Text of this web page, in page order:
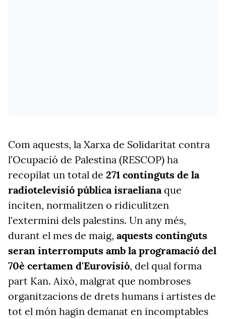
Com aquests, la Xarxa de Solidaritat contra
l'Ocupació de Palestina (RESCOP) ha
recopilat un total de 271 continguts de la
radiotelevisió pública israelianaque
inciten, normalitzen o ridiculitzen
l'extermini dels palestins. Un any més,
durant el mes de maig, aquests continguts
seran interromputs amb la programació del
70è certamen d'Eurovisió, del qual forma
part Kan. Això, malgrat que nombroses
organitzacions de drets humans i artistes de
tot el món hagin demanat en incomptables